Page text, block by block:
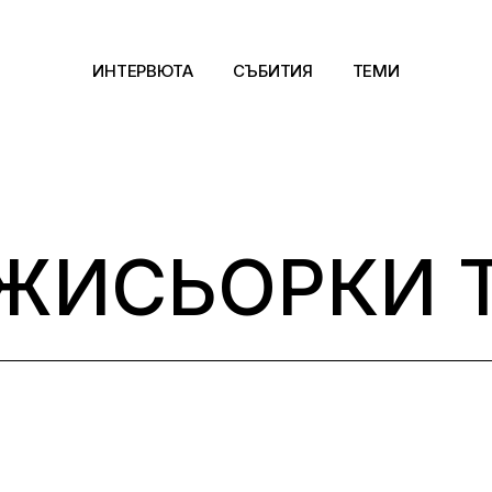
ИНТЕРВЮТА СЪБИТИЯ ТЕМИ
Kино
Музика
Сцена